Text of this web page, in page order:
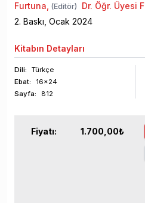
Furtuna, (Editör) Dr. Öğr. Üyesi
2. Baskı, Ocak 2024
Kitabın Detayları
Dili:
Türkçe
Ebat:
16x24
Sayfa: 812
Fiyatı: 1.700,00₺